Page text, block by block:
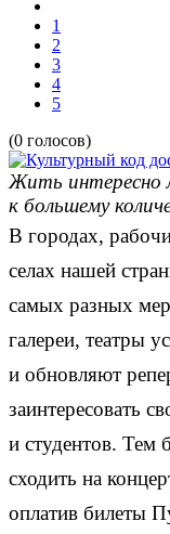
1
2
3
4
5
(0 голосов)
Жить интересно
к большему
В городах,
селах нашей
самых разных
галереи, театры
и обновляют
заинтересовать
и студентов. Тем
сходить на
оплатив билеты